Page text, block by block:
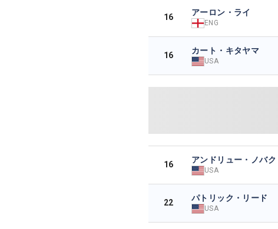
16 アーロン・ライ
ENG
16 カート・キタヤマ
USA
16 アンドリュー・ノバク
USA
22 パトリック・リード
USA